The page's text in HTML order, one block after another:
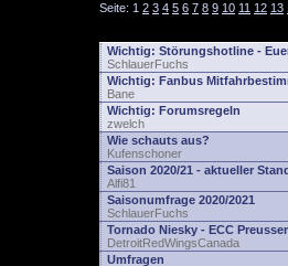
Seite: 1 2 3 4 5 6 7 8 9 10 11 12 13
Wichtig: Störungshotline -
SchlauerFuchs
Wichtig: Fanbus
Bane
Wichtig: Forumsregeln
zwelch
Wie schauts aus?
Kufenschoner
Saison 2020/21 - aktueller
Alfi81
Saisonumfrage 2020/2021
SchlauerFuchs
Tornado Niesky - ECC
DetroitRedWingsCanada
Umfragen